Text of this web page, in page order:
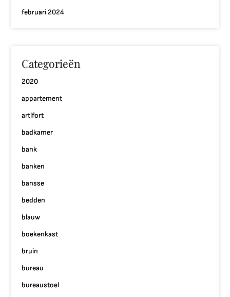
februari 2024
Categorieën
2020
appartement
artifort
badkamer
bank
banken
bansse
bedden
blauw
boekenkast
bruin
bureau
bureaustoel